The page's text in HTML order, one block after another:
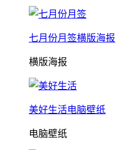
七月份月签横版海报
横版海报
美好生活电脑壁纸
电脑壁纸